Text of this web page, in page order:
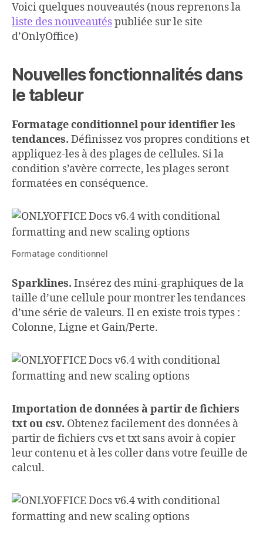
Voici quelques nouveautés (nous reprenons la
liste des nouveautéspubliée sur le site
d’OnlyOffice)
Nouvelles fonctionnalités dans
le tableur
Formatage conditionnel pour identifier les
tendances. Définissez vos propres conditions et
appliquez-les à des plages de cellules. Si la
condition s’avère correcte, les plages seront
formatées en conséquence.
Formatage conditionnel
Sparklines. Insérez des mini-graphiques de la
taille d’une cellule pour montrer les tendances
d’une série de valeurs. Il en existe trois types :
Colonne, Ligne et Gain/Perte.
Importation de données à partir de fichiers
txt ou csv. Obtenez facilement des données à
partir de fichiers cvs et txt sans avoir à copier
leur contenu et à les coller dans votre feuille de
calcul.